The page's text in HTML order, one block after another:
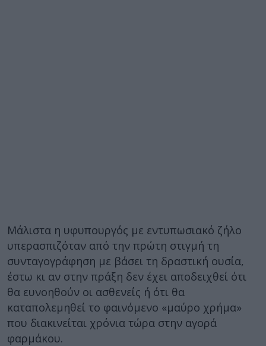
Μάλιστα η υφυπουργός με εντυπωσιακό ζήλο
υπερασπιζόταν από την πρώτη στιγμή τη
συνταγογράφηση με βάσει τη δραστική ουσία,
έστω κι αν στην πράξη δεν έχει αποδειχθεί ότι
θα ευνοηθούν οι ασθενείς ή ότι θα
καταπολεμηθεί το φαινόμενο «μαύρο χρήμα»
που διακινείται χρόνια τώρα στην αγορά
φαρμάκου.